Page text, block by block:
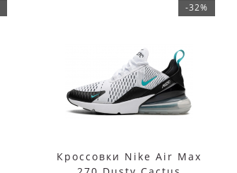
-32%
Кроссовки Nike Air Max